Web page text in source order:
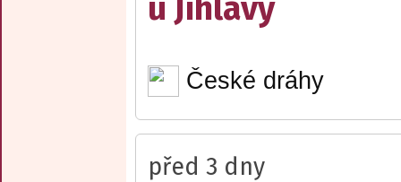
u Jihlavy
České dráhy
před 3 dny